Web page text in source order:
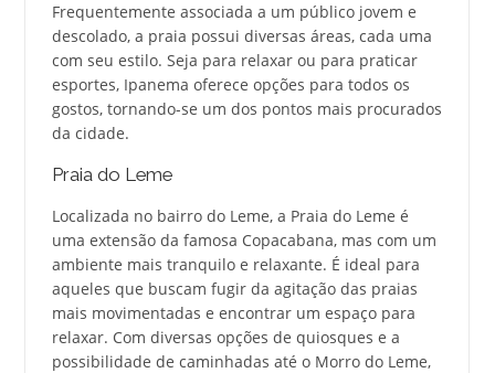
Frequentemente associada a um público jovem e
descolado, a praia possui diversas áreas, cada uma
com seu estilo. Seja para relaxar ou para praticar
esportes, Ipanema oferece opções para todos os
gostos, tornando-se um dos pontos mais procurados
da cidade.
Praia do Leme
Localizada no bairro do Leme, a Praia do Leme é
uma extensão da famosa Copacabana, mas com um
ambiente mais tranquilo e relaxante. É ideal para
aqueles que buscam fugir da agitação das praias
mais movimentadas e encontrar um espaço para
relaxar. Com diversas opções de quiosques e a
possibilidade de caminhadas até o Morro do Leme,